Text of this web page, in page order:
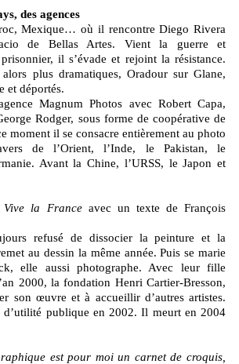
des agences
Mexique… où il rencontre Diego Rivera
de Bellas Artes. Vient la guerre et
il s’évade et rejoint la résistance.
plus dramatiques, Oradour sur Glane,
et déportés.
Magnum Photos avec Robert Capa,
Rodger, sous forme de coopérative de
moment il se consacre entièrement au photo
de l’Orient, l’Inde, le Pakistan, le
Avant la Chine, l’URSS, le Japon et
Vive la Franceavec un texte de François
refusé de dissocier la peinture et la
au dessin la même année. Puis se marie
elle aussi photographe. Avec leur fille
2000, la fondation Henri Cartier-Bresson,
son œuvre et à accueillir d’autres artistes.
d’utilité publique en 2002. Il meurt en 2004
est pour moi un carnet de croquis,